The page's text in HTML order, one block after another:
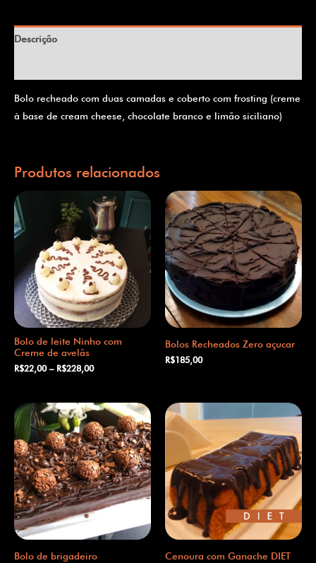
Descrição
Bolo recheado com duas camadas e coberto com frosting (creme
à base de cream cheese, chocolate branco e limão siciliano)
Produtos relacionados
Bolo de leite Ninho com
Creme de avelãs
R$22,00– R$228,00
Bolos Recheados Zero açucar
R$185,00
Bolo de brigadeiro Cenoura com Ganache DIET